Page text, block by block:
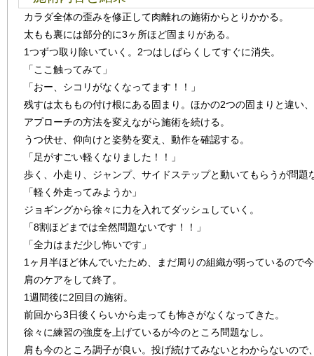
カラダ全体の歪みを修正して肉離れの施術からとりかかる。
太もも裏には部分的に3ヶ所ほど固まりがある。
1つずつ取り除いていく。2つはしばらくしてすぐに消失。
「ここ触ってみて」
「おー、シコリがなくなってます！！」
残すは太ももの付け根にある固まり。ほかの2つの固まりと違い
アプローチの方法を変えながら施術を続ける。
うつ伏せ、仰向けと姿勢を変え、動作を確認する。
「足がすごい軽くなりました！！」
歩く、小走り、ジャンプ、サイドステップと動いてもらうが問題
「軽く外走ってみようか」
ジョギングから徐々に力を入れてダッシュしていく。
「8割ほどまでは全然問題ないです！！」
「全力はまだ少し怖いです」
1ヶ月半ほど休んでいたため、まだ周りの組織が弱っているので
肩のケアをして終了。
1週間後に2回目の施術。
前回から3日後くらいから走っても怖さがなくなってきた。
徐々に練習の強度を上げているが今のところ問題なし。
肩も今のところ調子が良い。投げ続けてみないとわからないので